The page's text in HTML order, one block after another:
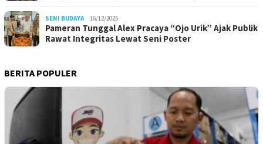
SENI BUDAYA 16/12/2025
Pameran Tunggal Alex Pracaya “Ojo Urik” Ajak Publik
Rawat Integritas Lewat Seni Poster
BERITA POPULER